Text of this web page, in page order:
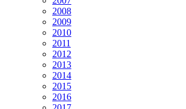
2008
2009
2010
2011
2012
2013
2014
2015
2016